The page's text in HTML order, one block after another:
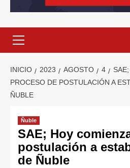
INICIO 2023 AGOSTO 4
PROCESO DE POSTULACIÓN A
ÑUBLE
Ñuble
SAE; Hoy
postulación a
de Ñuble